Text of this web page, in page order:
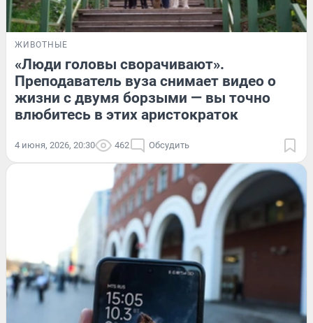
ЖИВОТНЫЕ
«Люди головы сворачивают».
Преподаватель вуза снимает видео о
жизни с двумя борзыми — вы точно
влюбитесь в этих аристократок
4 июня, 2026, 20:30 462 Обсудить